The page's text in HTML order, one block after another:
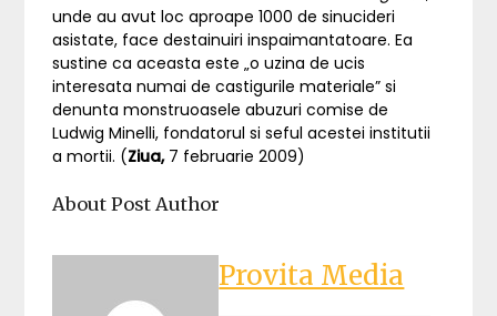
unde au avut loc aproape 1000 de sinucideri
asistate, face destainuiri inspaimantatoare. Ea
sustine ca aceasta este „o uzina de ucis
interesata numai de castigurile materiale” si
denunta monstruoasele abuzuri comise de
Ludwig Minelli, fondatorul si seful acestei institutii
a mortii. (Ziua,7 februarie 2009)
About Post Author
Provita Media